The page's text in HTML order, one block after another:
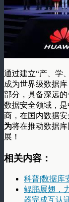
通过建立“产、学
成为世界级数据
部分，具备深远
数据安全领域，
商，在国内数据安
为将在推动数据
展！
相关内容：
科普|数据库
鲲鹏展翅，
器完成互认